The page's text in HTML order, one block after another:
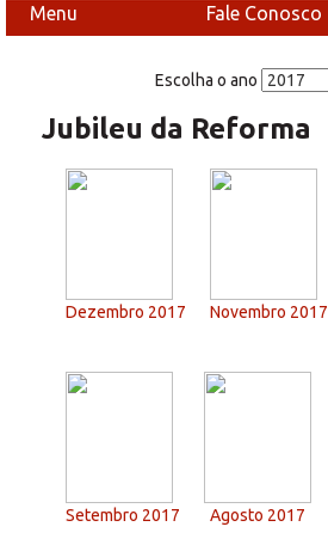
Menu Fale Conosco
Escolha o ano
Jubileu da Reforma
Dezembro 2017 Novembro 2017
Setembro 2017 Agosto 2017